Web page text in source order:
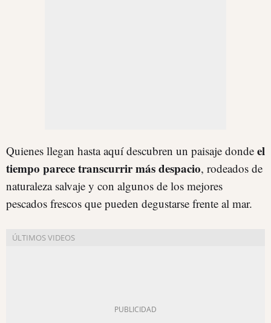
Quienes llegan hasta aquí descubren un paisaje donde el
tiempo parece transcurrir más despacio, rodeados de
naturaleza salvaje y con algunos de los mejores
pescados frescos que pueden degustarse frente al mar.